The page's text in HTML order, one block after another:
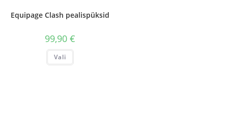
Equipage Clash pealispüksid
99,90€
Vali
Sellel
on